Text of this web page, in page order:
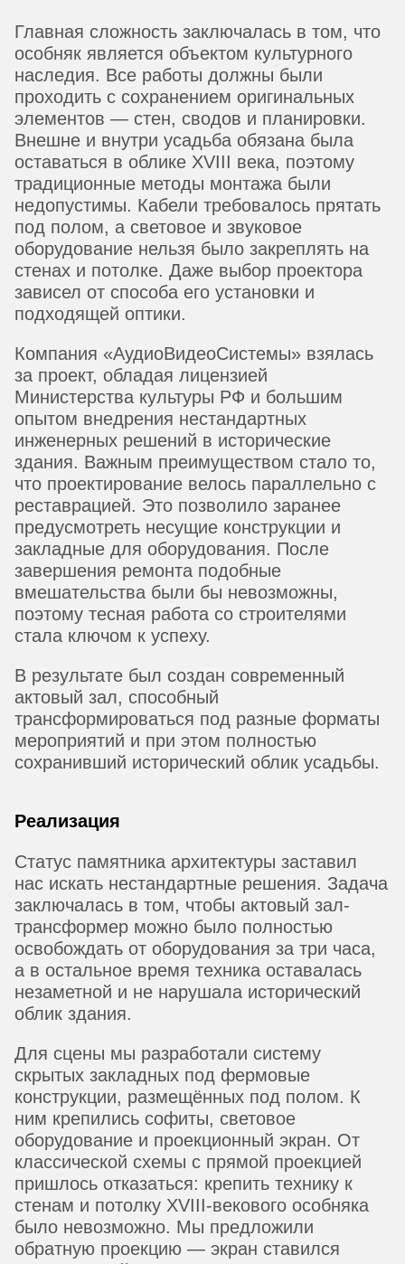
Главная сложность заключалась в том, что
особняк является объектом культурного
наследия. Все работы должны были
проходить с сохранением оригинальных
элементов — стен, сводов и планировки.
Внешне и внутри усадьба обязана была
оставаться в облике XVIII века, поэтому
традиционные методы монтажа были
недопустимы. Кабели требовалось прятать
под полом, а световое и звуковое
оборудование нельзя было закреплять на
стенах и потолке. Даже выбор проектора
зависел от способа его установки и
подходящей оптики.
Компания «АудиоВидеоСистемы» взялась
за проект, обладая лицензией
Министерства культуры РФ и большим
опытом внедрения нестандартных
инженерных решений в исторические
здания. Важным преимуществом стало то,
что проектирование велось параллельно с
реставрацией. Это позволило заранее
предусмотреть несущие конструкции и
закладные для оборудования. После
завершения ремонта подобные
вмешательства были бы невозможны,
поэтому тесная работа со строителями
стала ключом к успеху.
В результате был создан современный
актовый зал, способный
трансформироваться под разные форматы
мероприятий и при этом полностью
сохранивший исторический облик усадьбы.
Реализация
Статус памятника архитектуры заставил
нас искать нестандартные решения. Задача
заключалась в том, чтобы актовый зал-
трансформер можно было полностью
освобождать от оборудования за три часа,
а в остальное время техника оставалась
незаметной и не нарушала исторический
облик здания.
Для сцены мы разработали систему
скрытых закладных под фермовые
конструкции, размещённых под полом. К
ним крепились софиты, световое
оборудование и проекционный экран. От
классической схемы с прямой проекцией
пришлось отказаться: крепить технику к
стенам и потолку XVIII-векового особняка
было невозможно. Мы предложили
обратную проекцию — экран ставился